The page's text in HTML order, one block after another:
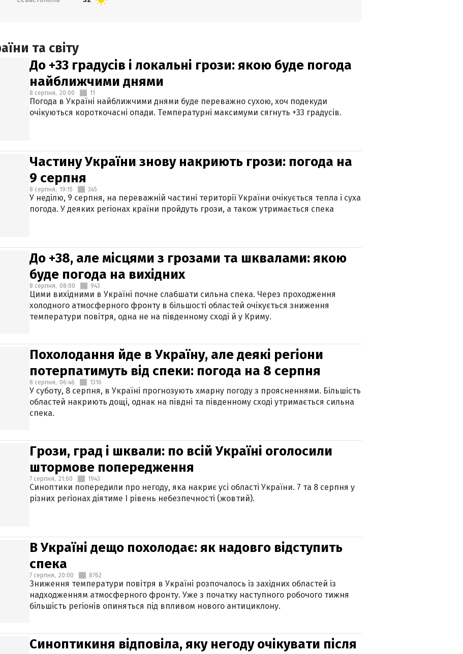
та світу
До +33 градусів і локальні грози: якою буде погода
найближчими днями
8 серпня, 20:00 11
Погода в Україні найближчими днями буде переважно сухою, хоч подекуди
очікуються короткочасні опади. Температурні максимуми сягнуть +33 градусів.
Частину України знову накриють грози: погода на
9 серпня
8 серпня, 19:15 345
У неділю, 9 серпня, на переважній частині території України очікується тепла і суха
погода. У деяких регіонах країни пройдуть грози, а також утримається спека
До +38, але місцями з грозами та шквалами: якою
буде погода на вихідних
8 серпня, 08:00 943
Цими вихідними в Україні почне слабшати сильна спека. Через проходження
холодного атмосферного фронту в більшості областей очікується зниження
температури повітря, одна не на південному сході й у Криму.
Похолодання йде в Україну, але деякі регіони
потерпатимуть від спеки: погода на 8 серпня
8 серпня, 06:46 1316
У суботу, 8 серпня, в Україні прогнозують хмарну погоду з проясненнями. Більшість
областей накриють дощі, однак на півдні та південному сході утримається сильна
спека.
Грози, град і шквали: по всій Україні оголосили
штормове попередження
7 серпня, 21:00 1943
Синоптики попередили про негоду, яка накриє усі області України. 7 та 8 серпня у
різних регіонах діятиме І рівень небезпечності (жовтий).
В Україні дещо похолодає: як надовго відступить
спека
7 серпня, 20:00 8762
Зниження температури повітря в Україні розпочалось із західних областей із
надходженням атмосферного фронту. Уже з початку наступного робочого тижня
більшість регіонів опиняться під впливом нового антициклону.
Синоптикиня відповіла, яку негоду очікувати після